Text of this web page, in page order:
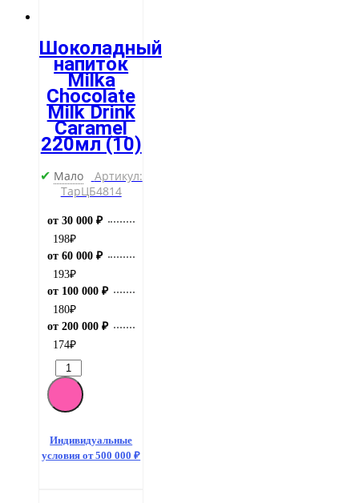
Шоколадный
напиток
Milka
Chocolate
Milk Drink
Caramel
220мл (10)
✔ Мало
Артикул:
ТарЦБ4814
от 30 000 ₽
198₽
от 60 000 ₽
193₽
от 100 000 ₽
180₽
от 200 000 ₽
174₽
Индивидуальные
условия от 500 000 ₽